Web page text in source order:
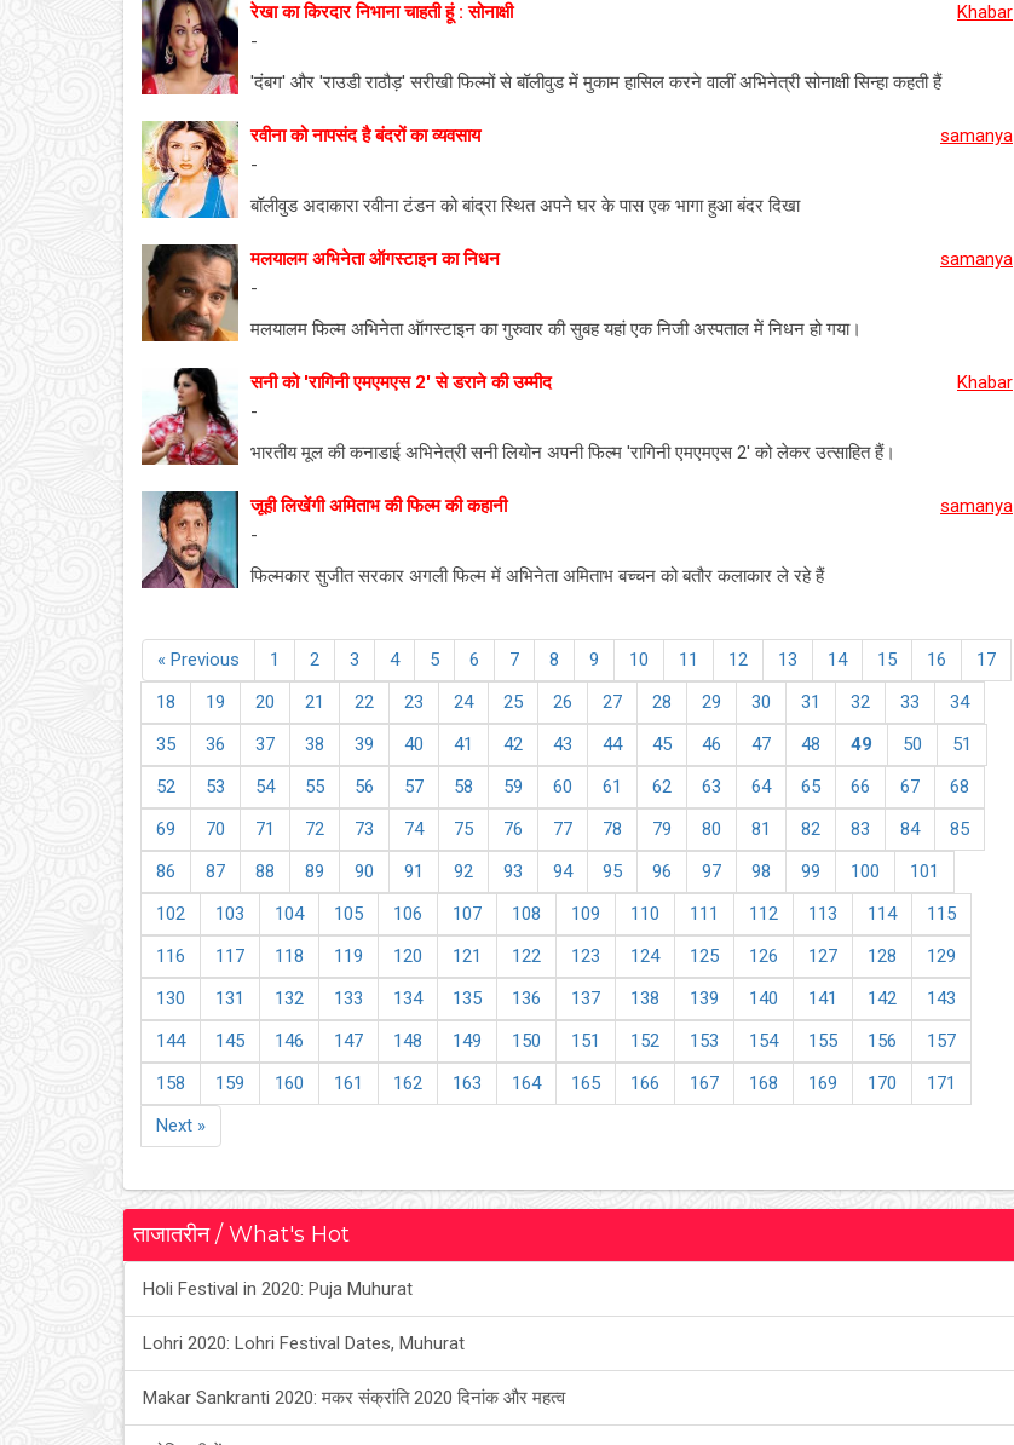
रेखा का किरदार निभाना चाहती हूं : सोनाक्षी
Khabar
-
'दंबग' और 'राउडी राठौड़' सरीखी फिल्मों से बॉलीवुड में मुकाम हासिल करने वालीं अभिनेत्री सोनाक्षी सिन्हा कहती हैं
रवीना को नापसंद है बंदरों का व्यवसाय
samanya
-
बॉलीवुड अदाकारा रवीना टंडन को बांद्रा स्थित अपने घर के पास एक भागा हुआ बंदर दिखा
मलयालम अभिनेता ऑगस्टाइन का निधन
samanya
-
मलयालम फिल्म अभिनेता ऑगस्टाइन का गुरुवार की सुबह यहां एक निजी अस्पताल में निधन हो गया।
सनी को 'रागिनी एमएमएस 2' से डराने की उम्मीद
Khabar
-
भारतीय मूल की कनाडाई अभिनेत्री सनी लियोन अपनी फिल्म 'रागिनी एमएमएस 2' को लेकर उत्साहित हैं।
जूही लिखेंगी अमिताभ की फिल्म की कहानी
samanya
-
फिल्मकार सुजीत सरकार अगली फिल्म में अभिनेता अमिताभ बच्चन को बतौर कलाकार ले रहे हैं
« Previous 1 2 3 4 5 6 7 8 9 10 11 12 13 14 15 16
17
18
19 20 21 22 23 24 25 26 27 28 29 30 31 32 33
34
35
36 37 38 39 40 41 42 43 44 45 46 47 48 49 50
51
52
53 54 55 56 57 58 59 60 61 62 63 64 65 66 67
68
69
70 71 72 73 74 75 76 77 78 79 80 81 82 83 84
85
86
87 88 89 90 91 92 93 94 95 96 97 98 99 100
101
102
103 104 105 106 107 108 109 110 111 112 113 114
115
116
117 118 119 120 121 122 123 124 125 126 127 128
129
130
131 132 133 134 135 136 137 138 139 140 141 142
143
144
145 146 147 148 149 150 151 152 153 154 155 156
157
158
159 160 161 162 163 164 165 166 167 168 169 170
171
Next »
ताजातरीन / What's Hot
Holi Festival in 2020: Puja Muhurat
Lohri 2020: Lohri Festival Dates, Muhurat
Makar Sankranti 2020: मकर संक्रांति 2020 दिनांक और महत्व